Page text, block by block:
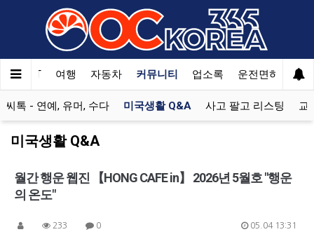
한국SAT 여행 자동차 커뮤니티 업소록 운전면허 문의
씨톡 - 연예, 유머, 수다 미국생활 Q&A 사고 팔고 리스팅 교
미국생활 Q&A
월간 행운 웹진 【HONG CAFE in】 2026년 5월호 "행운
의 온도"
233 0 05.04 13:31